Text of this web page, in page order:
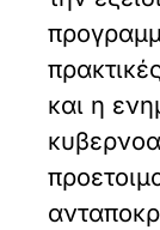
και η